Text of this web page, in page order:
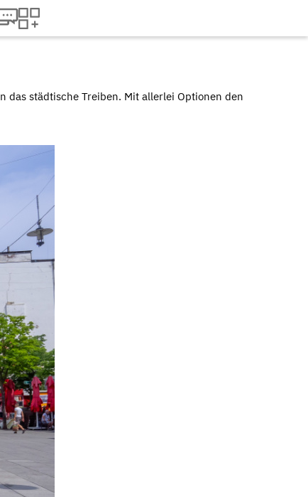
das städtische Treiben. Mit allerlei Optionen den